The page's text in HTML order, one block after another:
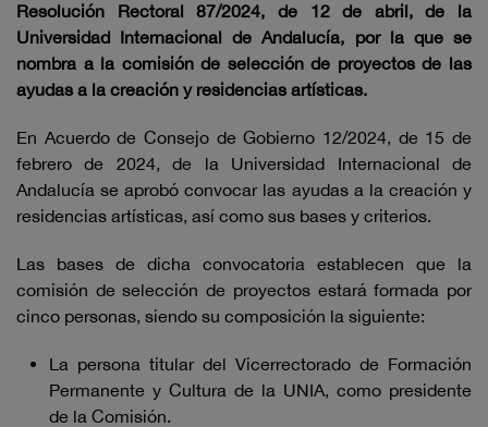
Resolución Rectoral 87/2024, de 12 de abril, de la
Universidad Internacional de Andalucía, por la que se
nombra a la comisión de selección de proyectos de las
ayudas a la creación y residencias artísticas.
En Acuerdo de Consejo de Gobierno 12/2024, de 15 de
febrero de 2024, de la Universidad Internacional de
Andalucía se aprobó convocar las ayudas a la creación y
residencias artísticas, así como sus bases y criterios.
Las bases de dicha convocatoria establecen que la
comisión de selección de proyectos estará formada por
cinco personas, siendo su composición la siguiente:
La persona titular del Vicerrectorado de Formación
Permanente y Cultura de la UNIA, como presidente
de la Comisión.